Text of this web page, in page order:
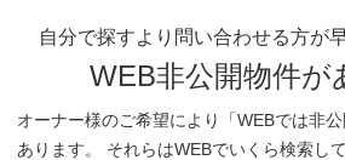
自分で探すより問い合わせる方が
WEB非公開物件が
オーナー様のご希望により「WEBでは非
あります。 それらはWEBでいくら検索し